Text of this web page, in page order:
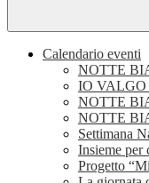
Calendario eventi
NOTTE
IO VALGO
NOTTE
NOTTE
Settimana
Insieme per
Progetto